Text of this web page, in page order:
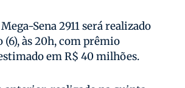
Sena 2911 será realizado
(6), às 20h, com prêmio
em R$ 40 milhões.